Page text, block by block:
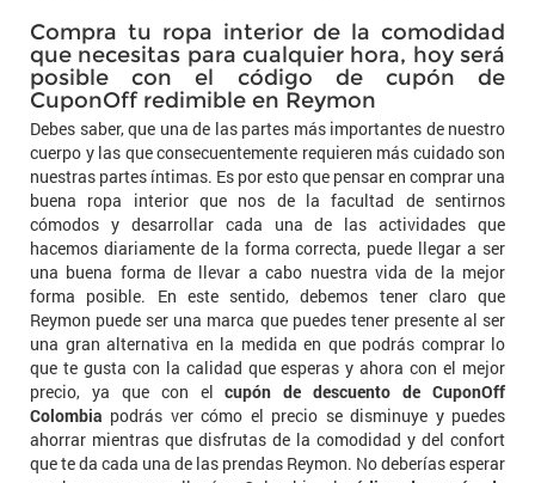
Compra tu ropa interior de la comodidad
que necesitas para cualquier hora, hoy será
posible con el código de cupón de
CuponOff redimible en Reymon
Debes saber, que una de las partes más importantes de nuestro
cuerpo y las que consecuentemente requieren más cuidado son
nuestras partes íntimas. Es por esto que pensar en comprar una
buena ropa interior que nos de la facultad de sentirnos
cómodos y desarrollar cada una de las actividades que
hacemos diariamente de la forma correcta, puede llegar a ser
una buena forma de llevar a cabo nuestra vida de la mejor
forma posible. En este sentido, debemos tener claro que
Reymon puede ser una marca que puedes tener presente al ser
una gran alternativa en la medida en que podrás comprar lo
que te gusta con la calidad que esperas y ahora con el mejor
precio, ya que con elcupón de descuento de CuponOff
Colombia podrás ver cómo el precio se disminuye y puedes
ahorrar mientras que disfrutas de la comodidad y del confort
que te da cada una de las prendas Reymon. No deberías esperar